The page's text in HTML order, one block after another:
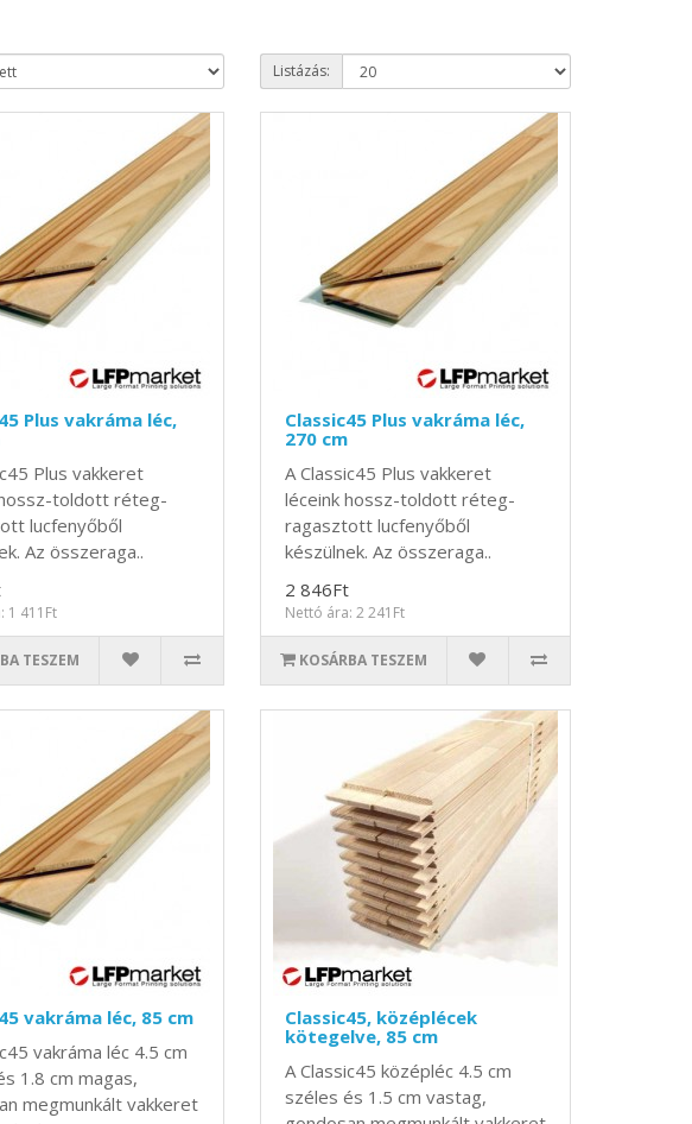
Listázás:
Plus vakráma léc,
Plus vakkeret
toldott réteg-
lucfenyőből
Az összeraga..
1 411Ft
TESZEM
Classic45 Plus vakráma léc,
270 cm
A Classic45 Plus vakkeret
léceink hossz-toldott réteg-
ragasztott lucfenyőből
készülnek. Az összeraga..
2 846Ft
Nettó ára: 2 241Ft
KOSÁRBA TESZEM
vakráma léc, 85 cm
vakráma léc 4.5 cm
1.8 cm magas,
megmunkált vakkeret
Classic45, középlécek
kötegelve, 85 cm
A Classic45 középléc 4.5 cm
széles és 1.5 cm vastag,